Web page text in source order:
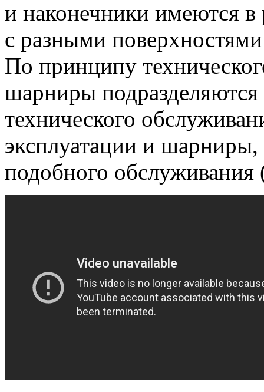
и наконечники имеются
с разными
По принципу
шарниры
технического
эксплуатации и
подобного